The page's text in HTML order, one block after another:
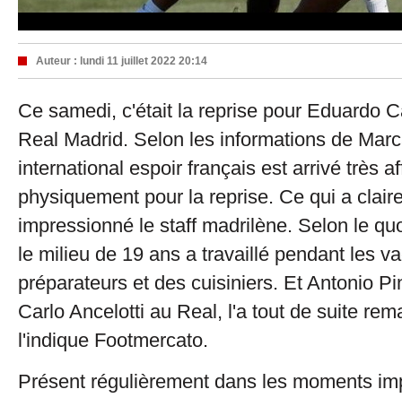
Auteur : lundi 11 juillet 2022 20:14
Ce samedi, c'était la reprise pour Eduardo
Real Madrid. Selon les informations de
international espoir français est arrivé très
physiquement pour la reprise. Ce qui a
impressionné le staff madrilène. Selon le
le milieu de 19 ans a travaillé pendant les
préparateurs et des cuisiniers. Et Antonio
Carlo Ancelotti au Real, l'a tout de suite
l'indique Footmercato.
Présent régulièrement dans les moments